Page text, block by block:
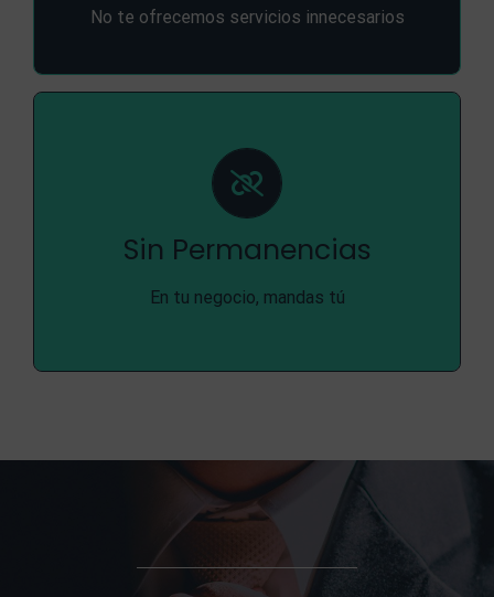
No te ofrecemos servicios innecesarios
estrictamente necesario en tu caso concreto.
Sin Permanencias
En tu negocio, mandas tú
Tratándose de asuntos legales, resulta
conveniente estar bien cubierto y con la
documentación siempre actualizada. Pero, con
ataduras,
ni mantenimientos obligatorios